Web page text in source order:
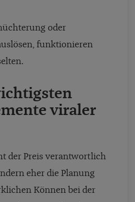
oder
funktionieren
viraler
der Preis verantwortlich
eher die Planung
Können bei der